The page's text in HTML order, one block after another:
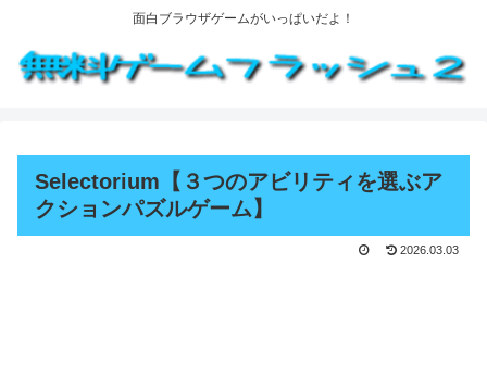
面白ブラウザゲームがいっぱいだよ！
Selectorium【３つのアビリティを選ぶア
クションパズルゲーム】
2026.03.03